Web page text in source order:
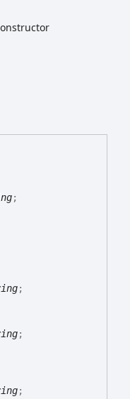
;
;
;
;